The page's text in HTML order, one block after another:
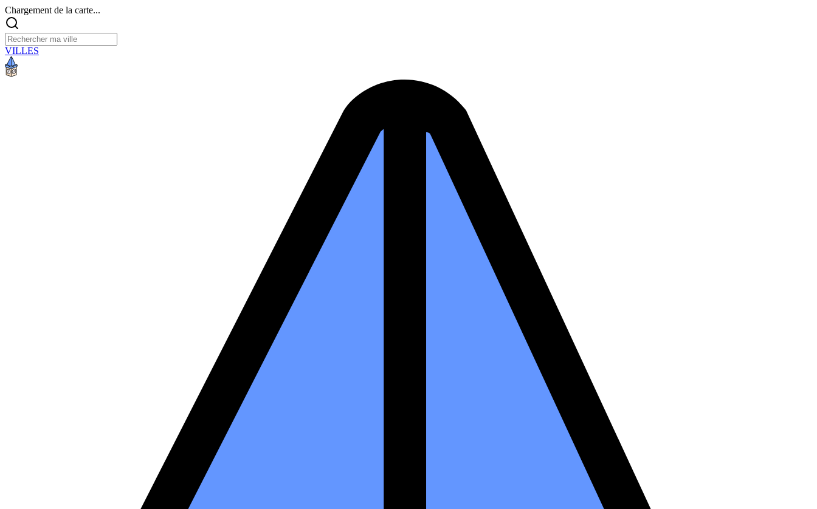
Chargement de la carte...
VILLES